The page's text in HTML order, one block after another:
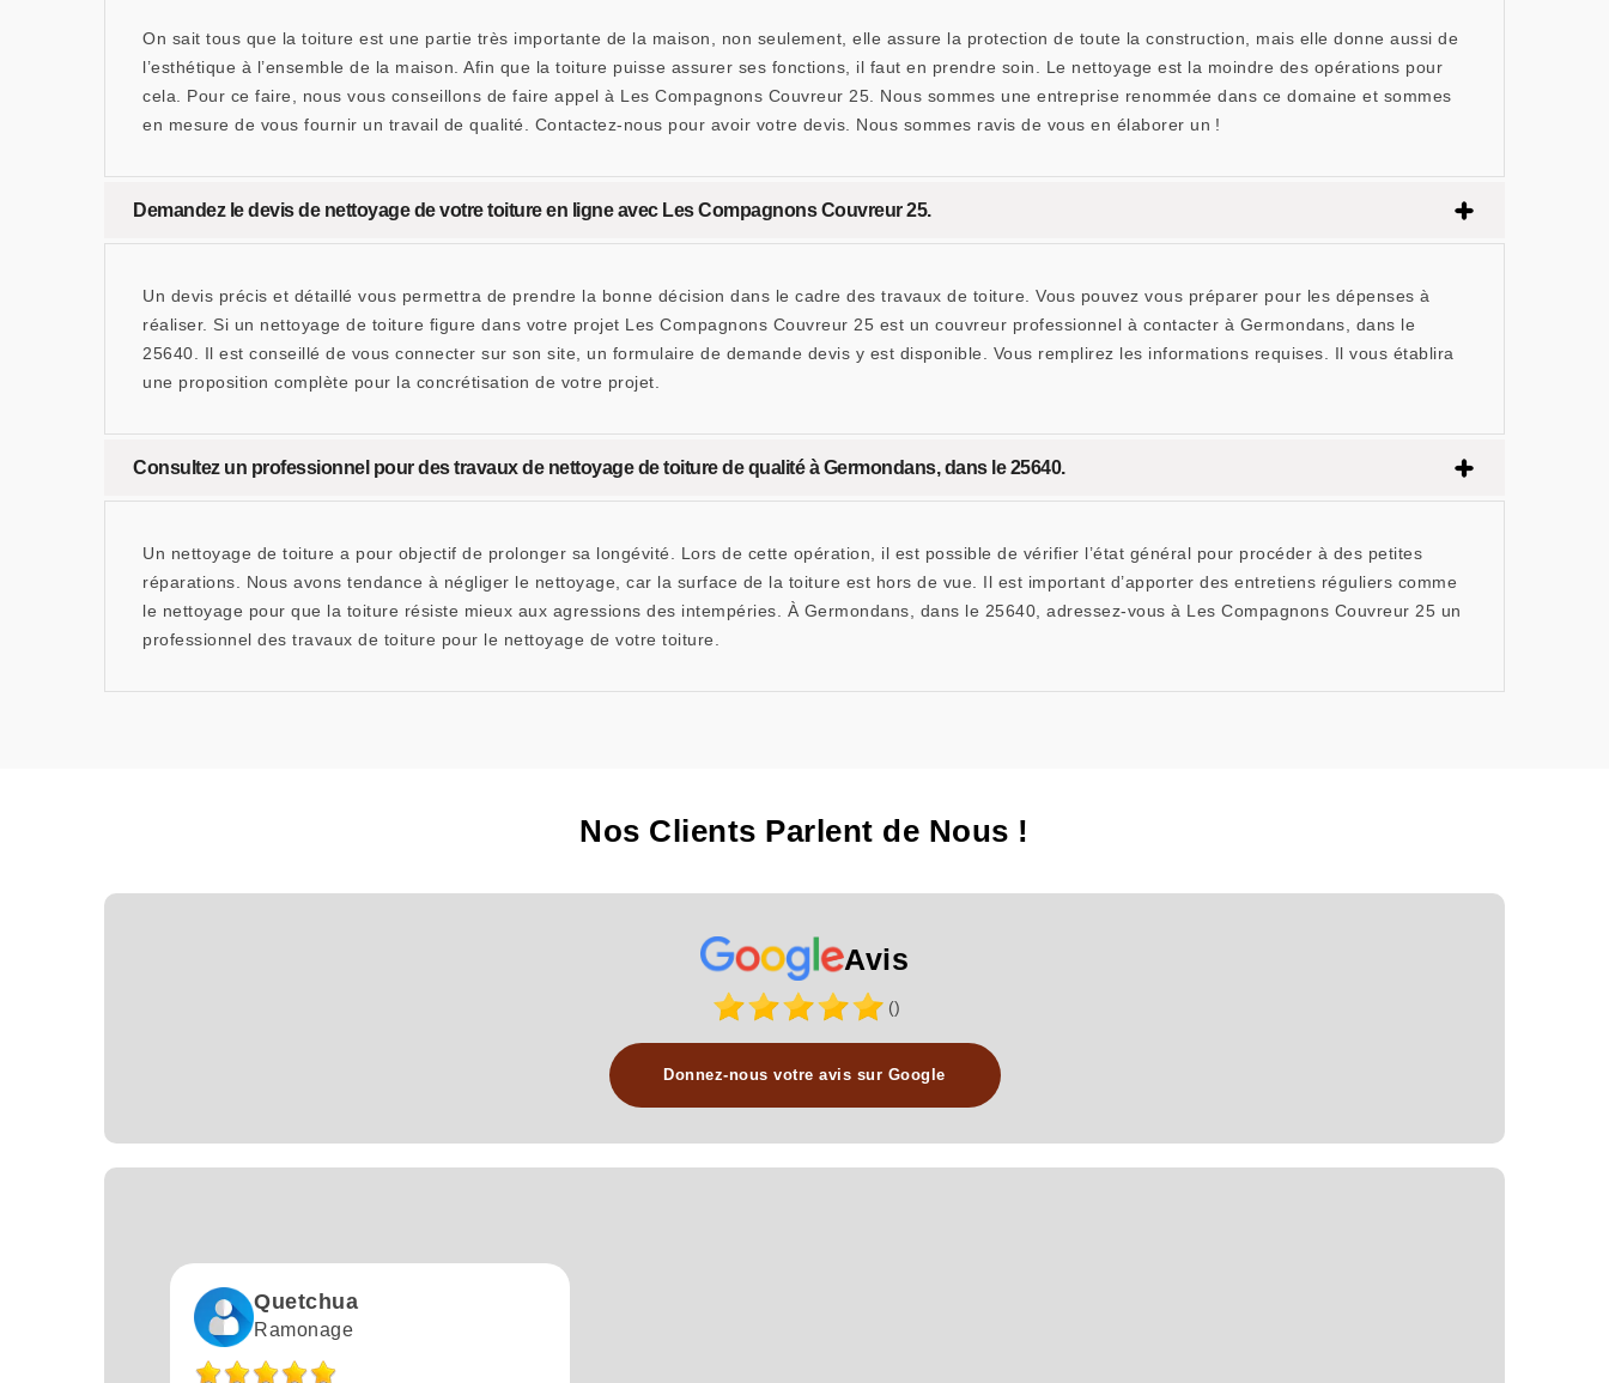
On sait tous que la toiture est une partie très importante de la maison, non seulement, elle assure la protection de toute la construction, mais elle donne aussi de
l’esthétique à l’ensemble de la maison. Afin que la toiture puisse assurer ses fonctions, il faut en prendre soin. Le nettoyage est la moindre des opérations pour
cela. Pour ce faire, nous vous conseillons de faire appel à Les Compagnons Couvreur 25. Nous sommes une entreprise renommée dans ce domaine et sommes
en mesure de vous fournir un travail de qualité. Contactez-nous pour avoir votre devis. Nous sommes ravis de vous en élaborer un !
Demandez le devis de nettoyage de votre toiture en ligne avec Les Compagnons Couvreur 25.
Un devis précis et détaillé vous permettra de prendre la bonne décision dans le cadre des travaux de toiture. Vous pouvez vous préparer pour les dépenses à
réaliser. Si un nettoyage de toiture figure dans votre projet Les Compagnons Couvreur 25 est un couvreur professionnel à contacter à Germondans, dans le
25640. Il est conseillé de vous connecter sur son site, un formulaire de demande devis y est disponible. Vous remplirez les informations requises. Il vous établira
une proposition complète pour la concrétisation de votre projet.
Consultez un professionnel pour des travaux de nettoyage de toiture de qualité à Germondans, dans le 25640.
Un nettoyage de toiture a pour objectif de prolonger sa longévité. Lors de cette opération, il est possible de vérifier l’état général pour procéder à des petites
réparations. Nous avons tendance à négliger le nettoyage, car la surface de la toiture est hors de vue. Il est important d’apporter des entretiens réguliers comme
le nettoyage pour que la toiture résiste mieux aux agressions des intempéries. À Germondans, dans le 25640, adressez-vous à Les Compagnons Couvreur 25 un
professionnel des travaux de toiture pour le nettoyage de votre toiture.
Nos Clients Parlent de Nous !
Avis
()
Donnez-nous votre avis sur Google
Quetchua
Ramonage